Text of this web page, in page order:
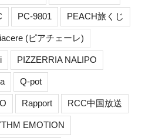
PC-9801 PEACH旅くじ
(ピアチェーレ)
PIZZERRIA NALIPO
Q-pot
Rapport RCC中国放送
EMOTION